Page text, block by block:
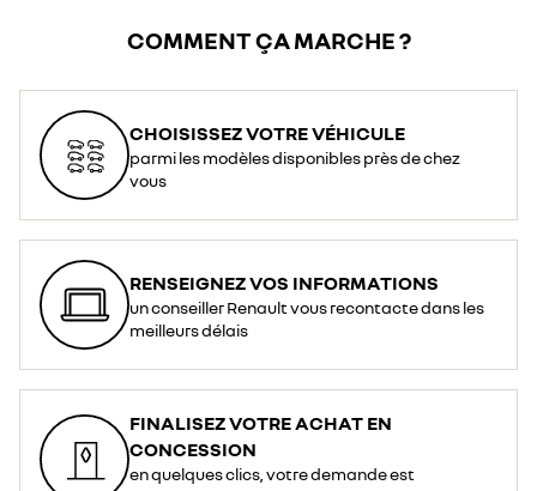
COMMENT ÇA MARCHE ?
CHOISISSEZ VOTRE VÉHICULE
parmi les modèles disponibles près de chez
vous
RENSEIGNEZ VOS INFORMATIONS
un conseiller Renault vous recontacte dans les
meilleurs délais
FINALISEZ VOTRE ACHAT EN
CONCESSION
en quelques clics, votre demande est